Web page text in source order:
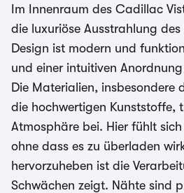
Im Innenraum des Cadillac
die luxuriöse Ausstrahlung
Design ist modern und
und einer intuitiven
Die Materialien, insbesondere
die hochwertigen Kunststoffe,
Atmosphäre bei. Hier fühlt
ohne dass es zu überladen
hervorzuheben ist die
Schwächen zeigt. Nähte sind